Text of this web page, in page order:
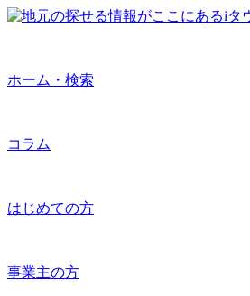
ホーム・検索
コラム
はじめての方
事業主の方